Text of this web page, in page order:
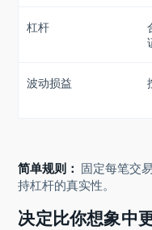
杠杆
波动损益
简单规则： 固定每笔交
持杠杆的真实性。
决定比你想象中